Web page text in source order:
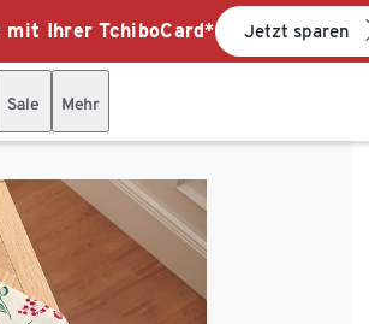
mit Ihrer TchiboCard* Jetzt sparen
Sale Mehr